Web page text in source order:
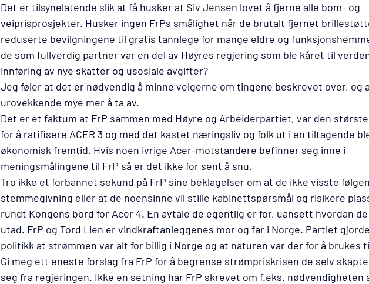
Det er tilsynelatende slik at få husker at Siv Jensen lovet å fjerne alle bom- og
veiprisprosjekter. Husker ingen FrPs smålighet når de brutalt fjernet
reduserte bevilgningene til gratis tannlege for mange eldre og
de som fullverdig partner var en del av Høyres regjering som ble kåret til
innføring av nye skatter og usosiale avgifter?
Jeg føler at det er nødvendig å minne velgerne om tingene beskrevet over, og
urovekkende mye mer å ta av.
Det er et faktum at FrP sammen med Høyre og Arbeiderpartiet, var den
for å ratifisere ACER 3 og med det kastet næringsliv og folk ut i en tiltagende
økonomisk fremtid. Hvis noen ivrige Acer-motstandere befinner seg inne i
meningsmålingene til FrP så er det ikke for sent å snu.
Tro ikke et forbannet sekund på FrP sine beklagelser om at de ikke visste
stemmegivning eller at de noensinne vil stille kabinettspørsmål og risikere
rundt Kongens bord for Acer 4. En avtale de egentlig er for, uansett hvordan
utad. FrP og Tord Lien er vindkraftanleggenes mor og far i Norge. Partiet
politikk at strømmen var alt for billig i Norge og at naturen var der for å brukes
Gi meg ett eneste forslag fra FrP for å begrense strømpriskrisen de selv
seg fra regjeringen. Ikke en setning har FrP skrevet om f.eks. nødvendigheten